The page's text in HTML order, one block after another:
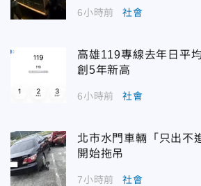
6小時前 社會
高雄119專線去年日平
創5年新高
6小時前 社會
北市水門車輛「只出
開始拖吊
7小時前 社會